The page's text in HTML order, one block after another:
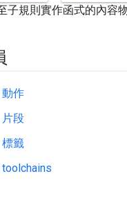
子規則實作函式的內容物
動作
片段
標籤
toolchains